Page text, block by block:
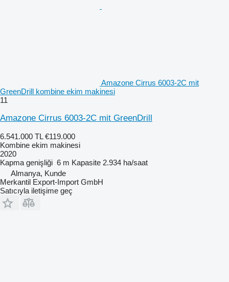
Amazone Cirrus 6003-2C mit
GreenDrill kombine ekim makinesi
11
Amazone Cirrus 6003-2C mit GreenDrill
6.541.000 TL €119.000
Kombine ekim makinesi
2020
Kapma genişliği 6 m Kapasite 2.934 ha/saat
Almanya, Kunde
Merkantil Export-Import GmbH
Satıcıyla iletişime geç